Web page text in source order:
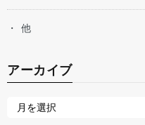
他
アーカイブ